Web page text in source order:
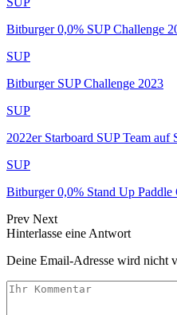
Bitburger 0,0% SUP Challenge
SUP
Bitburger SUP Challenge 2023
SUP
2022er Starboard SUP Team auf
SUP
Bitburger 0,0% Stand Up Paddle
Prev Next
Hinterlasse eine Antwort
Deine Email-Adresse wird nicht